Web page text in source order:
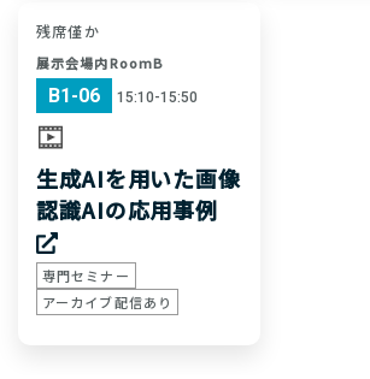
残席僅か
展示会場内RoomB
B1-06 15:10-15:50
生成AIを用いた画像
認識AIの応用事例
専門セミナー
アーカイブ配信あり